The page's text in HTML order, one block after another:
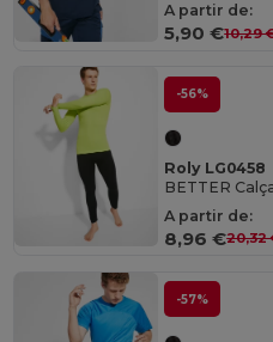
A partir de:
5,90 €10,29
-56%
Roly LG0458
BETTER
A partir de:
8,96 €20,32
-57%